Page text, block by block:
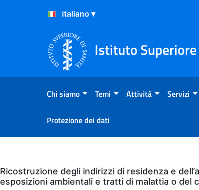
Salta al Contenuto
Salta al Footer
Istituto
Chi siamo Temi Attività Servizi
Protezione dei dati
Eventi
Ricostruzione degli indirizzi di residenza e
esposizioni ambientali e tratti di malattia o del